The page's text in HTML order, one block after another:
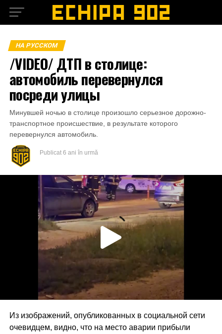
НА РУССКОМ
/VIDEO/ ДТП в столице:
автомобиль перевернулся
посреди улицы
Минувшей ночью в столице произошло серьезное дорожно-
транспортное происшествие, в результате которого
перевернулся автомобиль.
Publicat 6 ani în urmă
Из изображений, опубликованных в социальной сети
очевидцем, видно, что на место аварии прибыли